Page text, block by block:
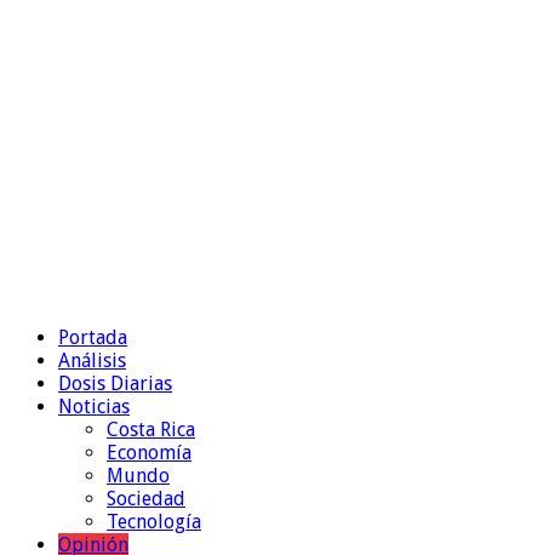
Portada
Análisis
Dosis Diarias
Noticias
Costa Rica
Economía
Mundo
Sociedad
Tecnología
Opinión